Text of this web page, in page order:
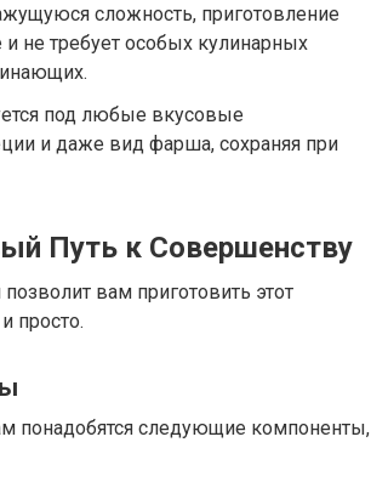
сложность, приготовление
не требует особых кулинарных
под любые вкусовые
и даже вид фарша, сохраняя при
Путь к Совершенству
вам приготовить этот
просто.
понадобятся следующие компоненты,